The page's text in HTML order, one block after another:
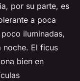
por su parte, es
a poca
iluminadas,
noche. El ficus
bien en